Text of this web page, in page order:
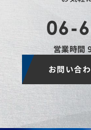
06-
営業時間
お問い合